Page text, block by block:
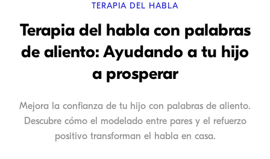
TERAPIA DEL HABLA
Terapia del habla con palabras
de aliento: Ayudando a tu hijo
a prosperar
Mejora la confianza de tu hijo con palabras de aliento.
Descubre cómo el modelado entre pares y el refuerzo
positivo transforman el habla en casa.